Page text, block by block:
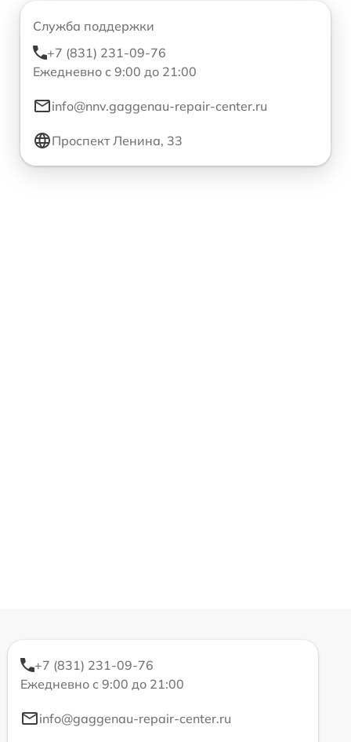
Служба поддержки
+7 (831) 231-09-76
Ежедневно с 9:00 до 21:00
info@nnv.gaggenau-repair-center.ru
Проспект Ленина, 33
+7 (831) 231-09-76
Ежедневно с 9:00 до 21:00
info@gaggenau-repair-center.ru